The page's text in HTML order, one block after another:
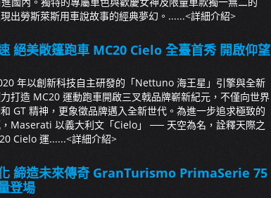
出勞斯萊斯用車說故事的經典夢幻。......<詳細介紹>
絕美敞篷跑車 MC20 Cielo 全臺首秀 開啟仰望
年以創新科技自主研發的「Nettuno 海王星」引擎與全新
打造 MC20 運動跑車開啟三叉戟品牌嶄新紀元，不僅向世界
GT 精神，更象徵品牌邁入全新世代。為進一步追求極致的
Maserati 以義大利文「Cielo」 ── 天空為名，詮釋天際之
Cielo 運......<詳細介紹>
締造未來傳奇 GranTurismo PrimaSerie 75
登場